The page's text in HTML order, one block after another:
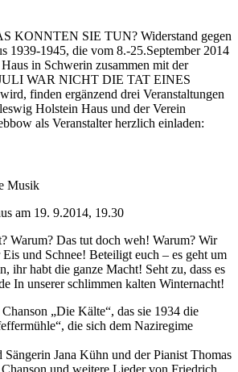
KONNTEN SIE TUN? Widerstand gegen
1939-1945, die vom 8.-25.September 2014
in Schwerin zusammen mit der
WAR NICHT DIE TAT EINES
finden ergänzend drei Veranstaltungen
Holstein Haus und der Verein
als Veranstalter herzlich einladen:
Musik
am 19. 9.2014, 19.30
Warum? Das tut doch weh! Warum? Wir
und Schnee! Beteiligt euch – es geht um
ihr habt die ganze Macht! Seht zu, dass es
In unserer schlimmen kalten Winternacht!
„Die Kälte“, das sie 1934 die
die sich dem Naziregime
Jana Kühn und der Pianist Thomas